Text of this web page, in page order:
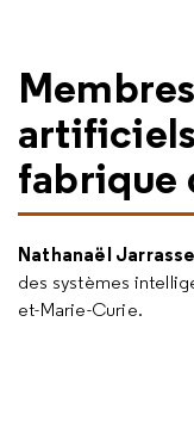
fabrique
Nathanaël Jarrasse
des systèmes
et-Marie-Curie.